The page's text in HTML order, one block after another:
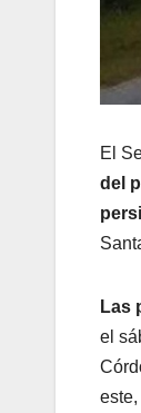
El
del
Las
el